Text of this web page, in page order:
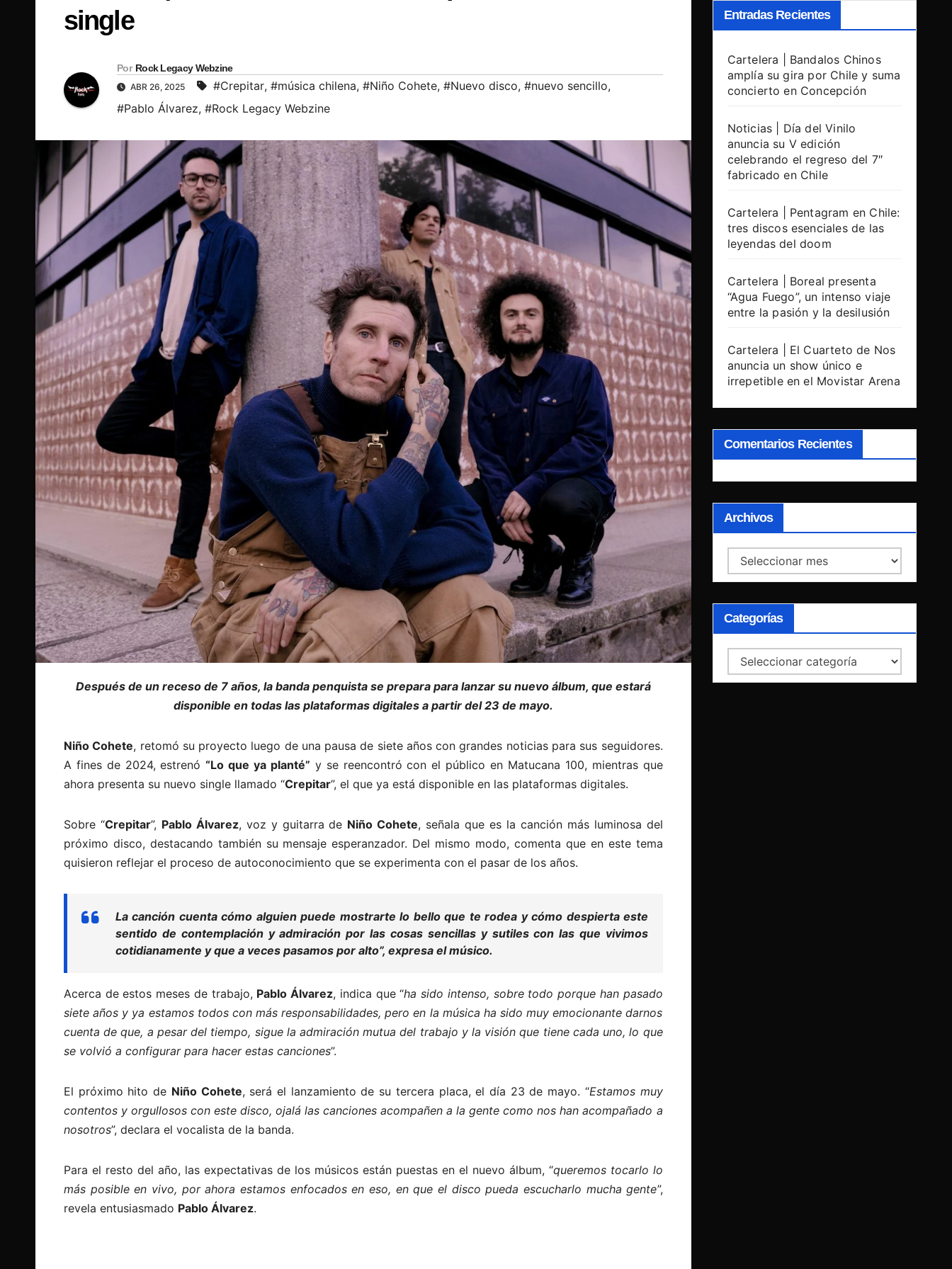
single
Por Rock Legacy Webzine
ABR 26, 2025 #Crepitar, #música chilena, #Niño Cohete, #Nuevo disco, #nuevo sencillo,
#Pablo Álvarez, #Rock Legacy Webzine
Después de un receso de 7 años, la banda penquista se prepara para lanzar su nuevo álbum, que estará
disponible en todas las plataformas digitales a partir del 23 de mayo.
Niño Cohete, retomó su proyecto luego de una pausa de siete años con grandes noticias para sus seguidores.
A fines de 2024, estrenó“Lo que ya planté” y se reencontró con el público en Matucana 100, mientras que
ahora presenta su nuevo single llamado “Crepitar”, el que ya está disponible en las plataformas digitales.
Sobre “Crepitar”, Pablo Álvarez, voz y guitarra de Niño Cohete, señala que es la canción más luminosa del
próximo disco, destacando también su mensaje esperanzador. Del mismo modo, comenta que en este tema
quisieron reflejar el proceso de autoconocimiento que se experimenta con el pasar de los años.
La canción cuenta cómo alguien puede mostrarte lo bello que te rodea y cómo despierta este
sentido de contemplación y admiración por las cosas sencillas y sutiles con las que vivimos
cotidianamente y que a veces pasamos por alto”, expresa el músico.
Acerca de estos meses de trabajo, Pablo Álvarez, indica que “ha sido intenso, sobre todo porque han pasado
siete años y ya estamos todos con más responsabilidades, pero en la música ha sido muy emocionante darnos
cuenta de que, a pesar del tiempo, sigue la admiración mutua del trabajo y la visión que tiene cada uno, lo que
se volvió a configurar para hacer estas canciones”.
El próximo hito de Niño Cohete, será el lanzamiento de su tercera placa, el día 23 de mayo. “Estamos muy
contentos y orgullosos con este disco, ojalá las canciones acompañen a la gente como nos han acompañado a
nosotros”, declara el vocalista de la banda.
Para el resto del año, las expectativas de los músicos están puestas en el nuevo álbum, “queremos tocarlo lo
más posible en vivo, por ahora estamos enfocados en eso, en que el disco pueda escucharlo mucha gente”,
revela entusiasmado Pablo Álvarez.
Entradas Recientes
Cartelera | Bandalos Chinos
amplía su gira por Chile y suma
concierto en Concepción
Noticias | Día del Vinilo
anuncia su V edición
celebrando el regreso del 7″
fabricado en Chile
Cartelera | Pentagram en Chile:
tres discos esenciales de las
leyendas del doom
Cartelera | Boreal presenta
“Agua Fuego”, un intenso viaje
entre la pasión y la desilusión
Cartelera | El Cuarteto de Nos
anuncia un show único e
irrepetible en el Movistar Arena
Comentarios Recientes
Archivos
Archivos
Categorías
Categorías